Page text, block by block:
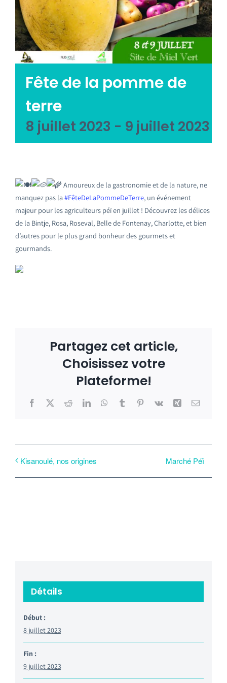
Emploi tourisme
Contact
Fête de la pomme de
terre
8 juillet 2023 - 9 juillet 2023
Amoureux de la gastronomie et de la nature, ne
manquez pas la#FêteDeLaPommeDeTerre, un événement
majeur pour les agriculteurs péï en juillet ! Découvrez les délices
de la Bintje, Rosa, Roseval, Belle de Fontenay, Charlotte, et bien
d’autres pour le plus grand bonheur des gourmets et
gourmands.
Partagez cet article,
Choisissez votre
Plateforme!
Facebook
X RedditLinkedInWhatsApp
TumblrPinterest
Vk Xing Email
Kisanoulé, nos origines Marché Péï
Détails
Début :
8 juillet 2023
Fin :
9 juillet 2023